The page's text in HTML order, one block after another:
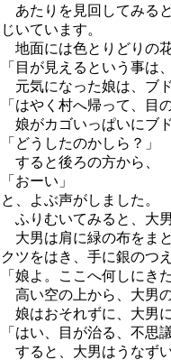
あたりを見回してみる
じいています。
地面には色とりどりの
「目が見えるという事は
元気になった娘は、ブ
「はやく村へ帰って、目
娘がカゴいっぱいにブ
「どうしたのかしら？」
すると後ろの方から、
「おーい」
と、よぶ声がしました。
ふりむいてみると、大
大男は肩に緑の布をま
クツをはき、手に銀のつ
「娘よ。ここへ何しにきた
高い空の上から、大男
娘はおそれずに、大男に
「はい、目が治る、不思
すると、大男はうなずい